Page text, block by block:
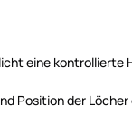
eine kontrollierte
Position der